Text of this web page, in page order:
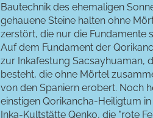
Bautechnik des ehemaligen
gehauene Steine halten ohne
zerstört, die nur die Fundamente
Auf dem Fundament der
zur Inkafestung Sacsayhuaman,
besteht, die ohne Mörtel
von den Spaniern erobert. Noch
einstigen Qorikancha-Heiligtum
Inka-Kultstätte Qenko, die "rote